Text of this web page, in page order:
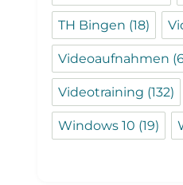
TH Bingen (18)
Videoaufnahmen
Videotraining (132)
Windows 10 (19)